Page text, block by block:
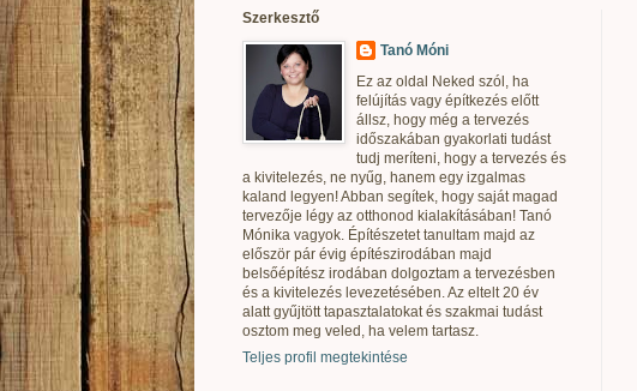
Szerkesztő
Tanó Móni
Ez az oldal Neked szól, ha
felújítás vagy építkezés előtt
állsz, hogy még a tervezés
időszakában gyakorlati tudást
tudj meríteni, hogy a tervezés és
a kivitelezés, ne nyűg, hanem egy izgalmas
kaland legyen! Abban segítek, hogy saját magad
tervezője légy az otthonod kialakításában! Tanó
Mónika vagyok. Építészetet tanultam majd az
először pár évig építészirodában majd
belsőépítész irodában dolgoztam a tervezésben
és a kivitelezés levezetésében. Az eltelt 20 év
alatt gyűjtött tapasztalatokat és szakmai tudást
osztom meg veled, ha velem tartasz.
Teljes profil megtekintése